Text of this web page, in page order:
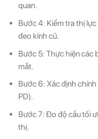
quan.
Bước 4: Kiểm tra thị
đeo kính cũ.
Bước 5: Thực hiện các
mắt.
Bước 6: Xác định
PD).
Bước 7: Đo độ cầu tối
thị.